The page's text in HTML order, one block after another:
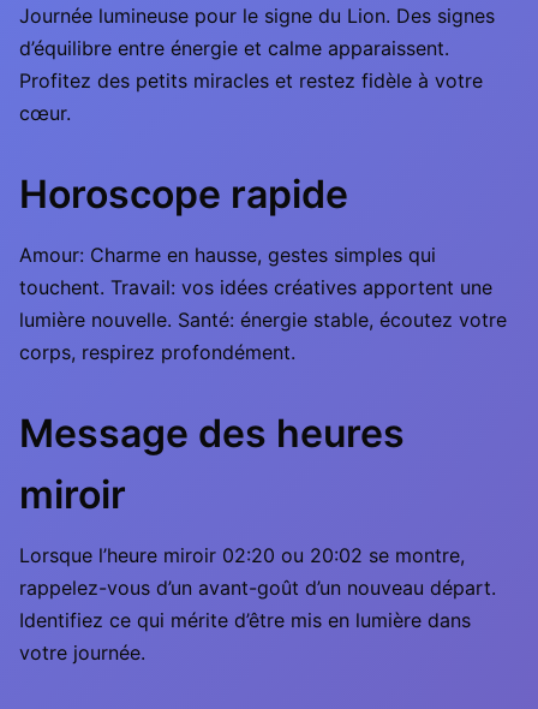
Journée lumineuse pour le signe du Lion. Des signes
d’équilibre entre énergie et calme apparaissent.
Profitez des petits miracles et restez fidèle à votre
cœur.
Horoscope rapide
Amour: Charme en hausse, gestes simples qui
touchent. Travail: vos idées créatives apportent une
lumière nouvelle. Santé: énergie stable, écoutez votre
corps, respirez profondément.
Message des heures
miroir
Lorsque l’heure miroir 02:20 ou 20:02 se montre,
rappelez-vous d’un avant-goût d’un nouveau départ.
Identifiez ce qui mérite d’être mis en lumière dans
votre journée.